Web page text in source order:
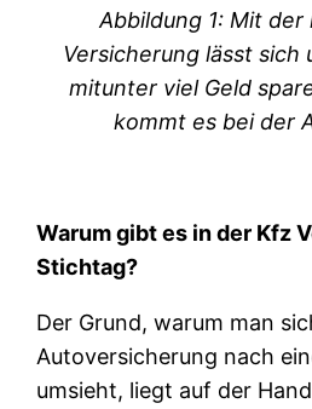
Abbildung 1: Mit
Versicherung lässt sich
mitunter viel Geld
kommt es bei der
Warum gibt es in der Kfz
Stichtag?
Der Grund, warum man
Autoversicherung nach
umsieht, liegt auf der